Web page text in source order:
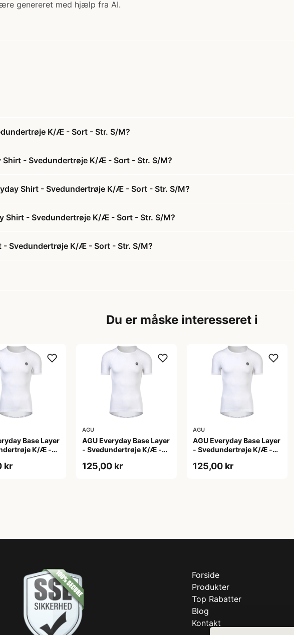
genereret med hjælp fra AI.
K/Æ - Sort - Str. S/M?
- Svedundertrøje K/Æ - Sort - Str. S/M?
Shirt - Svedundertrøje K/Æ - Sort - Str. S/M?
Shirt - Svedundertrøje K/Æ - Sort - Str. S/M?
- Svedundertrøje K/Æ - Sort - Str. S/M?
Du er måske interesseret i
Base Layer
K/Æ -
kr
AGU
AGU Everyday Base Layer
- Svedundertrøje K/Æ -
125,00 kr
AGU
AGU Everyday Base Layer
- Svedundertrøje K/Æ -
125,00 kr
Forside
Produkter
Top Rabatter
Blog
Kontakt